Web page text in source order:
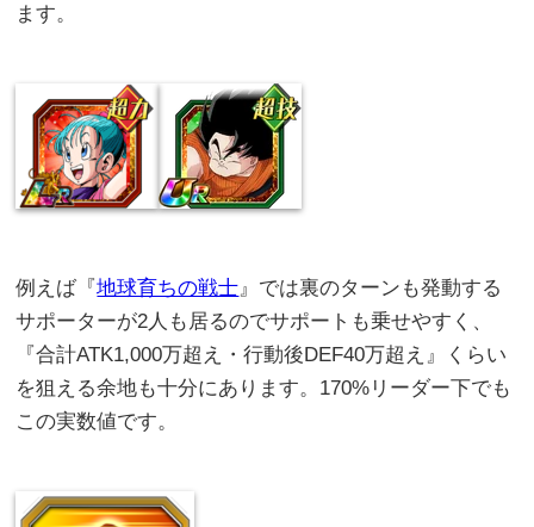
ます。
例えば『地球育ちの戦士 』では裏のターンも発動する
サポーターが2人も居るのでサポートも乗せやすく、
『合計ATK1,000万超え・行動後DEF40万超え』くらい
を狙える余地も十分にあります。170%リーダー下でも
この実数値です。